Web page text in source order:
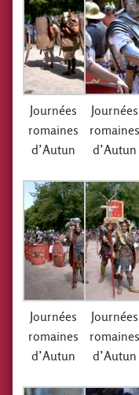
Journées
romaines
d’Autun
Journées
romaines
d’Autun
Journées
romaines
d’Autun
Journées
romaines
d’Autun